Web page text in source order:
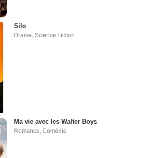
Silo
Drame ,Science Fiction
Ma vie avec les Walter Boys
Romance,Comédie